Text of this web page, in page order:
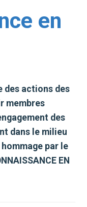
en
des actions des
membres
des
dans le milieu
par le
EN